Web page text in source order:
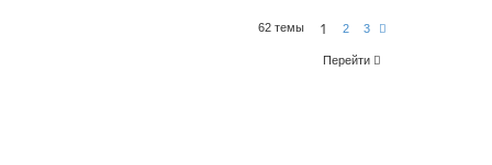
62 темы 1 2 3
Перейти